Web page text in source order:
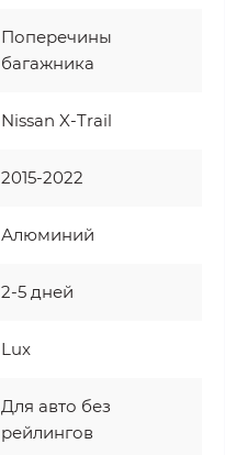
Поперечины
багажника
Nissan X-Trail
2015-2022
Алюминий
2-5 дней
Lux
Для авто без
рейлингов